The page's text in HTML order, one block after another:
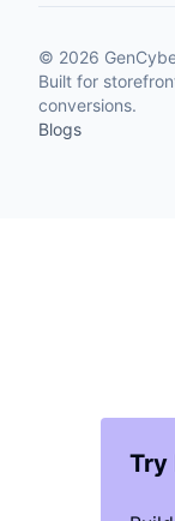
Try
© 2026
Built for
conversions.
Blogs